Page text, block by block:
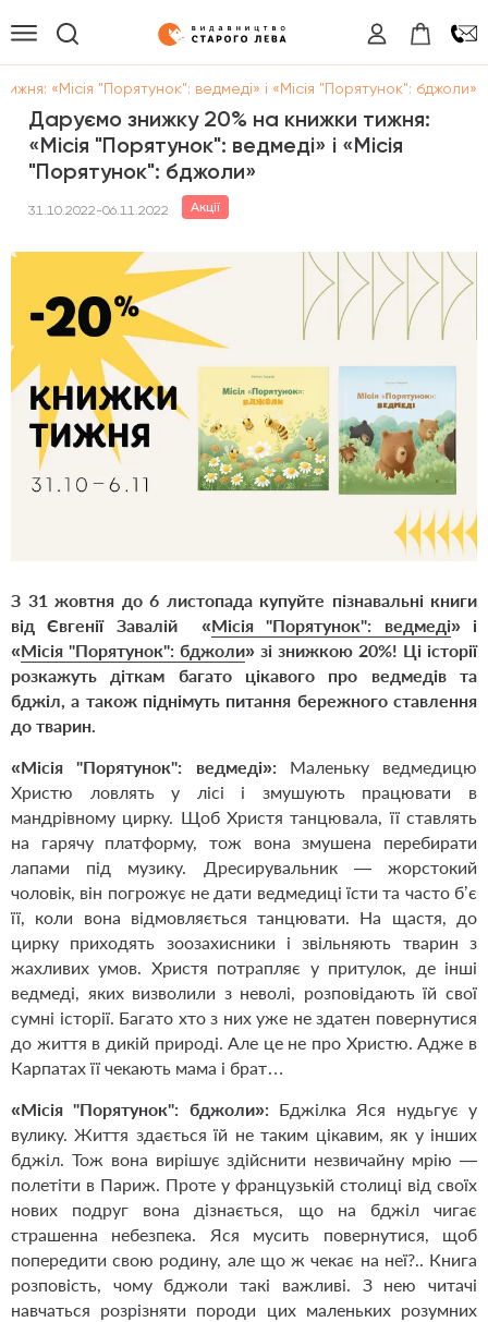
«Місія "Порятунок": ведмеді» і «Місія "Порятунок": бджоли»
Даруємо знижку 20% на книжки тижня:
«Місія "Порятунок": ведмеді» і «Місія
"Порятунок": бджоли»
31.10.2022-06.11.2022 Акції
З 31 жовтня до 6 листопада купуйте пізнавальні книги
від Євгенії Завалій «Місія "Порятунок": ведмеді» і
«Місія "Порятунок": бджоли» зі знижкою 20%! Ці історії
розкажуть діткам багато цікавого про ведмедів та
бджіл, а також піднімуть питання бережного ставлення
до тварин.
«Місія "Порятунок": ведмеді»: Маленьку ведмедицю
Христю ловлять у лісі і змушують працювати в
мандрівному цирку. Щоб Христя танцювала, її ставлять
на гарячу платформу, тож вона змушена перебирати
лапами під музику. Дресирувальник — жорстокий
чоловік, він погрожує не дати ведмедиці їсти та часто б’є
її, коли вона відмовляється танцювати. На щастя, до
цирку приходять зоозахисники і звільняють тварин з
жахливих умов. Христя потрапляє у притулок, де інші
ведмеді, яких визволили з неволі, розповідають їй свої
сумні ­історії. Багато хто з них уже не здатен повернутися
до життя в дикій природі. Але це не про Христю. Адже в
Карпатах її чекають мама і брат…
«Місія "Порятунок": бджоли»: Бджілка Яся нудьгує у
вулику. Життя здається їй не таким цікавим, як у інших
бджіл. Тож вона вирішує здійснити незвичайну мрію —
полетіти в Париж. Проте у французькій столиці від своїх
нових подруг вона дізнається, що на бджіл чигає
страшенна небезпека. Яся мусить повернутися, щоб
попередити свою родину, але що ж чекає на неї?.. Книга
розповість, чому бджоли такі важливі. З нею читачі
навчаться розрізняти породи цих маленьких розумних